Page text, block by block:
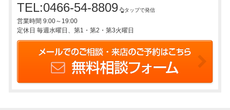
TEL:0466-54-8809 タップで発信
営業時間 9:00～19:00
定休日 毎週水曜日、第1・第2・第3火曜日